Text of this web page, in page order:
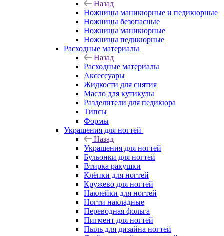
Назад
Ножницы маникюрные и педикюрные
Ножницы безопасные
Ножницы маникюрные
Ножницы педикюрные
Расходные материалы
Назад
Расходные материалы
Аксессуары
Жидкости для снятия
Масло для кутикулы
Разделители для педикюра
Типсы
Формы
Украшения для ногтей
Назад
Украшения для ногтей
Бульонки для ногтей
Втирка ракушки
Клёпки для ногтей
Кружево для ногтей
Наклейки для ногтей
Ногти накладные
Переводная фольга
Пигмент для ногтей
Пыль для дизайна ногтей